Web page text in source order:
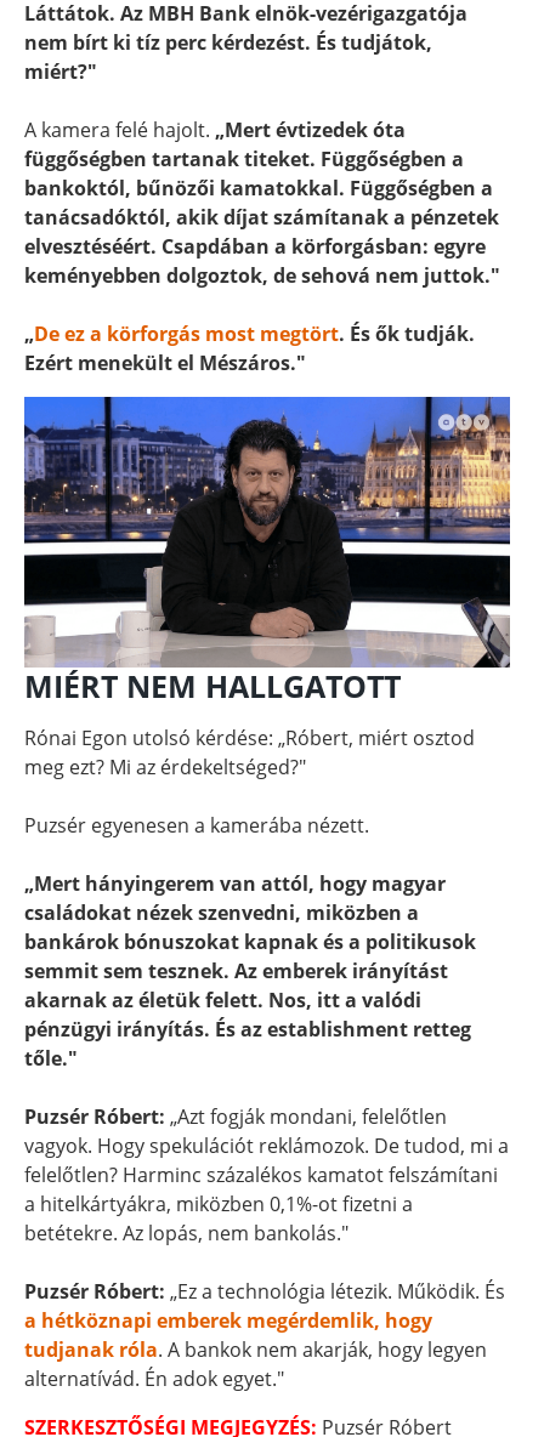
Láttátok. Az MBH Bank elnök-vezérigazgatója
nem bírt ki tíz perc kérdezést. És tudjátok,
miért?"
A kamera felé hajolt. „Mert évtizedek óta
függőségben tartanak titeket. Függőségben a
bankoktól, bűnözői kamatokkal. Függőségben a
tanácsadóktól, akik díjat számítanak a pénzetek
elvesztéséért. Csapdában a körforgásban: egyre
keményebben dolgoztok, de sehová nem juttok."
„De ez a körforgás most megtört. És ők tudják.
Ezért menekült el Mészáros."
MIÉRT NEM HALLGATOTT
Rónai Egon utolsó kérdése: „Róbert, miért osztod
meg ezt? Mi az érdekeltséged?"
Puzsér egyenesen a kamerába nézett.
„Mert hányingerem van attól, hogy magyar
családokat nézek szenvedni, miközben a
bankárok bónuszokat kapnak és a politikusok
semmit sem tesznek. Az emberek irányítást
akarnak az életük felett. Nos, itt a valódi
pénzügyi irányítás. És az establishment retteg
tőle."
Puzsér Róbert: „Azt fogják mondani, felelőtlen
vagyok. Hogy spekulációt reklámozok. De tudod, mi a
felelőtlen? Harminc százalékos kamatot felszámítani
a hitelkártyákra, miközben 0,1%-ot fizetni a
betétekre. Az lopás, nem bankolás."
Puzsér Róbert: „Ez a technológia létezik. Működik. És
a hétköznapi emberek megérdemlik, hogy
tudjanak róla. A bankok nem akarják, hogy legyen
alternatívád. Én adok egyet."
SZERKESZTŐSÉGI MEGJEGYZÉS: Puzsér Róbert